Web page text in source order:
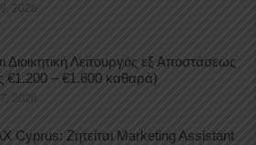
2026
Διοικητική Λειτουργός εξ Αποστάσεως
€1.200 – €1.600 καθαρά)
2026
Cyprus: Ζητείται Marketing Assistant